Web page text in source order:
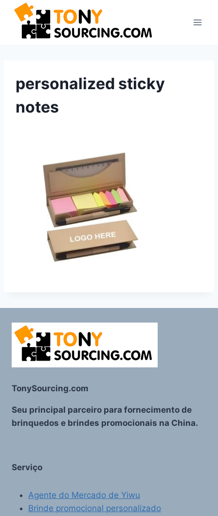
Pular
personalized sticky
notes
TonySourcing.com
Seu principal parceiro para fornecimento de
brinquedos e brindes promocionais na China.
Serviço
Agente do Mercado de Yiwu
Brinde promocional personalizado